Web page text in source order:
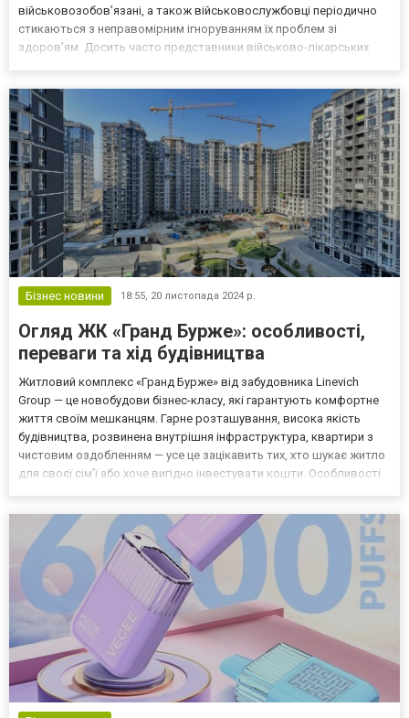
військовозобов’язані, а також військовослужбовці періодично
стикаються з неправомірним ігноруванням їх проблем зі
здоров’ям. Досить часто представники військово-лікарських
прав людини....
Бізнес новини 18:55, 20 листопада 2024 р.
Огляд ЖК «Гранд Бурже»: особливості,
переваги та хід будівництва
Житловий комплекс «Гранд Бурже» від забудовника Linevich
Group — це новобудови бізнес-класу, які гарантують комфортне
життя своїм мешканцям. Гарне розташування, висока якість
будівництва, розвинена внутрішня інфраструктура, квартири з
чистовим оздобленням — усе це зацікавить тих, хто шукає житло
для своєї сім’ї або хоче вигідно інвестувати кошти. Особливості